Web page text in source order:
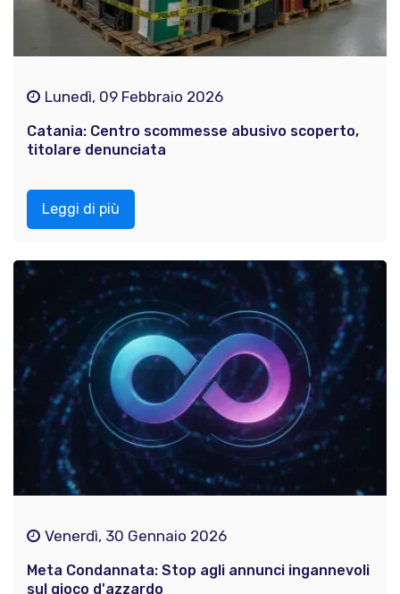
Lunedì, 09 Febbraio 2026
Catania: Centro scommesse abusivo scoperto,
titolare denunciata
Leggi di più
Venerdì, 30 Gennaio 2026
Meta Condannata: Stop agli annunci ingannevoli
sul gioco d'azzardo